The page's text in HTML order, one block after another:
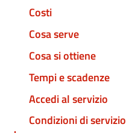
Costi
Cosa serve
Cosa si ottiene
Tempi e scadenze
Accedi al servizio
Condizioni di servizio